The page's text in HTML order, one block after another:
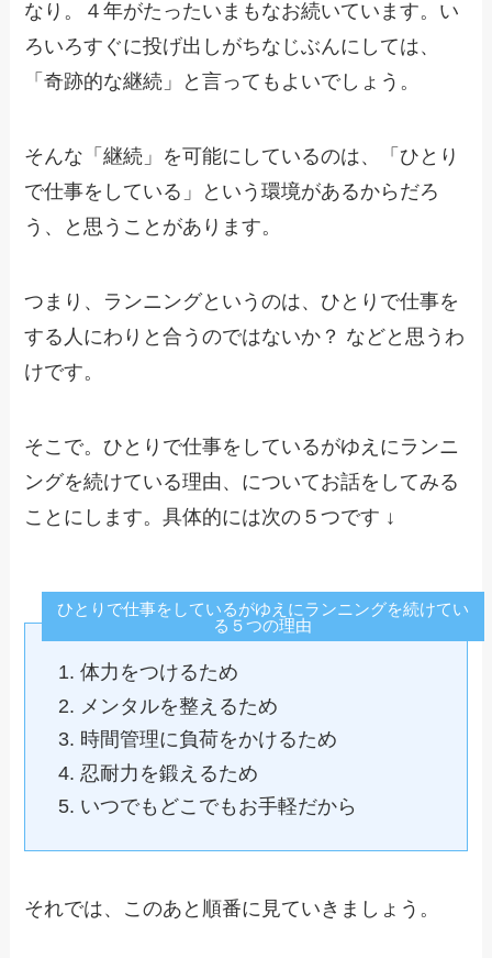
なり。４年がたったいまもなお続いています。い
ろいろすぐに投げ出しがちなじぶんにしては、
「奇跡的な継続」と言ってもよいでしょう。
そんな「継続」を可能にしているのは、「ひとり
で仕事をしている」という環境があるからだろ
う、と思うことがあります。
つまり、ランニングというのは、ひとりで仕事を
する人にわりと合うのではないか？ などと思うわ
けです。
そこで。ひとりで仕事をしているがゆえにランニ
ングを続けている理由、についてお話をしてみる
ことにします。具体的には次の５つです ↓
ひとりで仕事をしているがゆえにランニングを続けてい
る５つの理由
体力をつけるため
メンタルを整えるため
時間管理に負荷をかけるため
忍耐力を鍛えるため
いつでもどこでもお手軽だから
それでは、このあと順番に見ていきましょう。